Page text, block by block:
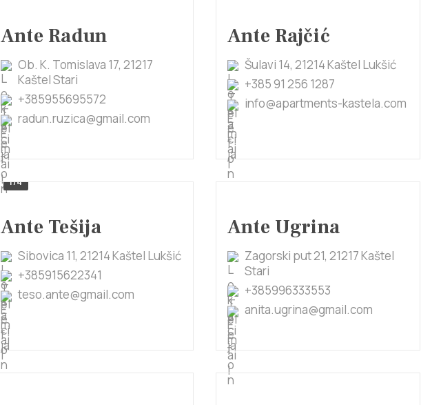
Ante Radun
Ob. K. Tomislava 17, 21217
Kaštel Stari
+385955695572
radun.ruzica@gmail.com
Ante Rajčić
Šulavi 14, 21214 Kaštel Lukšić
+385 91 256 1287
info@apartments-kastela.com
1/4
Ante Tešija
Sibovica 11, 21214 Kaštel Lukšić
+385915622341
teso.ante@gmail.com
Ante Ugrina
Zagorski put 21, 21217 Kaštel
Stari
+385996333553
anita.ugrina@gmail.com